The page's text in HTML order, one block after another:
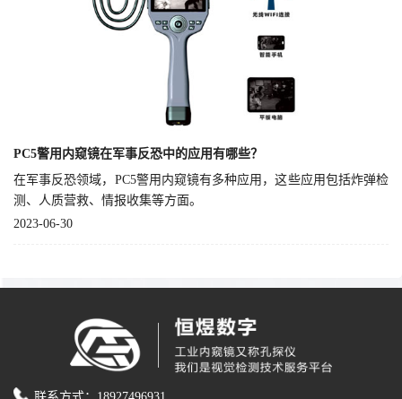
PC5警用内窥镜在军事反恐中的应用有哪些？
在军事反恐领域，PC5警用内窥镜有多种应用，这些应用包括炸弹检
测、人质营救、情报收集等方面。
2023-06-30